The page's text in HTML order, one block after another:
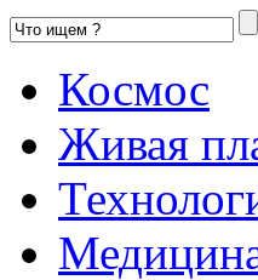
Космос
Живая